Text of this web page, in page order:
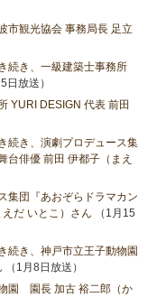
市観光協会 事務局長 足立
続き、一級建築士事務所
日放送）
YURI DESIGN 代表 前田
続き、演劇プロデュース集
台俳優 前田 伊都子（まえ
集団『あおぞらドラマカン
だ いとこ）さん （1月15
続き、神戸市立王子動物園
（1月8日放送）
園 園長 加古 裕二郎（か